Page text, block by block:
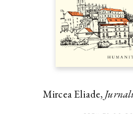
Mircea Eliade,